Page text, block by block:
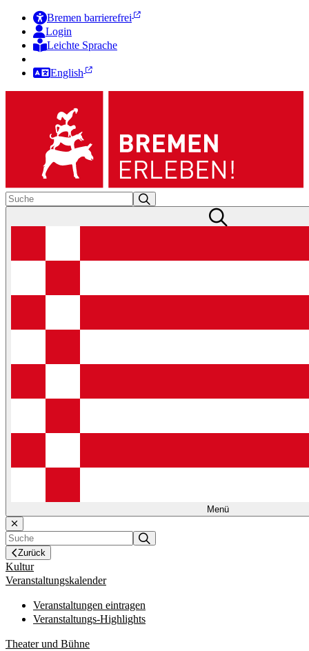
Bremen barrierefrei
Login
Leichte Sprache
English
Menü
Zurück
Kultur
Veranstaltungskalender
Veranstaltungen eintragen
Veranstaltungs-Highlights
Theater und Bühne